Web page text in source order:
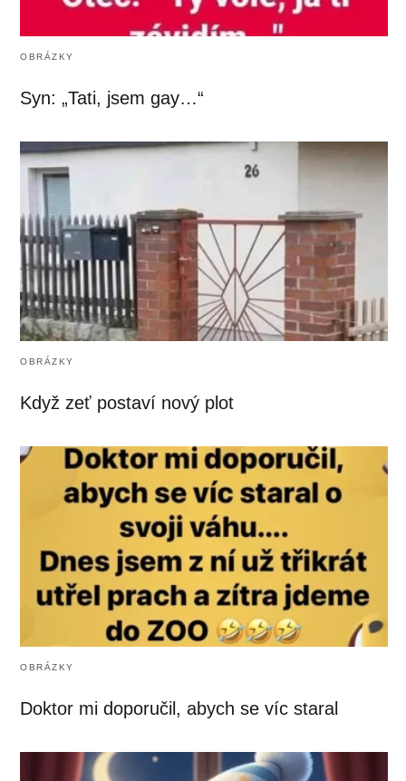
OBRÁZKY
Syn: „Tati, jsem gay…“
OBRÁZKY
Když zeť postaví nový plot
OBRÁZKY
Doktor mi doporučil, abych se víc staral